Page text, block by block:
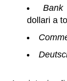
dollari a